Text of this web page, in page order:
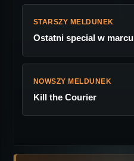
STARSZY MELDUNEK
Ostatni special w marcu
NOWSZY MELDUNEK
Kill the Courier